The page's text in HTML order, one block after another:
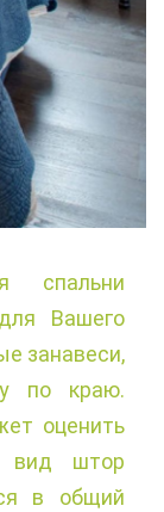
спальни
Вашего
занавеси,
по краю.
оценить
вид штор
в общий